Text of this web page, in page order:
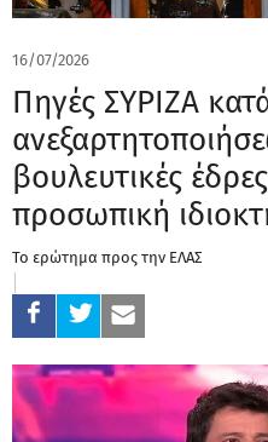
16/07/2026
Πηγές ΣΥΡΙΖΑ
βουλευτικές
προσωπική
Το ερώτημα προς την ΕΛΑΣ